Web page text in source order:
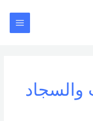
والسجاد